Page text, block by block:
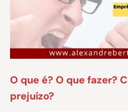
O que é? O que fazer?
prejuízo?